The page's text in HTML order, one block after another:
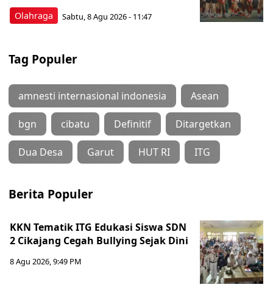
Olahraga Sabtu, 8 Agu 2026 - 11:47
Tag Populer
amnesti internasional indonesia Asean
bgn cibatu Definitif Ditargetkan
Dua Desa Garut HUT RI ITG
Berita Populer
KKN Tematik ITG Edukasi Siswa SDN
2 Cikajang Cegah Bullying Sejak Dini
8 Agu 2026, 9:49 PM